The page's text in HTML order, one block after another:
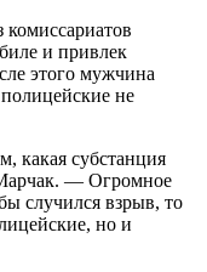
и привлек
этого мужчина
не
какая субстанция
— Огромное
случился взрыв, то
но и